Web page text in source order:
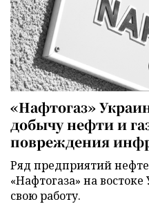
«Нафтогаз»
добычу нефти и
повреждения
Ряд предприятий
«Нафтогаза» на
свою работу.